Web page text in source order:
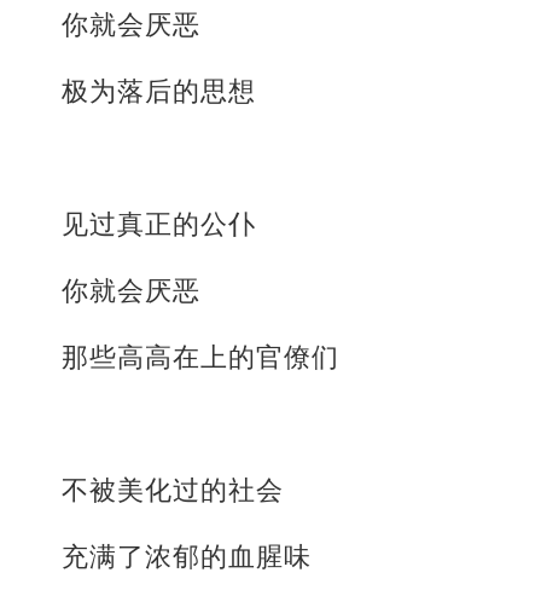
你就会厌恶
极为落后的思想
见过真正的公仆
你就会厌恶
那些高高在上的官僚们
不被美化过的社会
充满了浓郁的血腥味